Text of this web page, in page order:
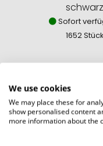
schwarz
Sofort
1652 Stück
So einfach
We use cookies
We may place these for
show personalised content
more information about the